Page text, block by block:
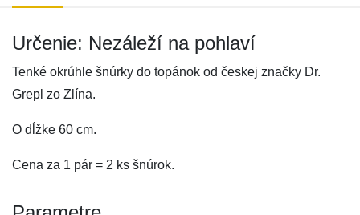
Určenie: Nezáleží na pohlaví
Tenké okrúhle šnúrky do topánok od českej značky Dr.
Grepl zo Zlína.
O dĺžke 60 cm.
Cena za 1 pár = 2 ks šnúrok.